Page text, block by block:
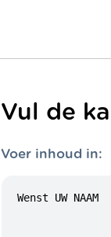
Vul de
Voer inhoud in: